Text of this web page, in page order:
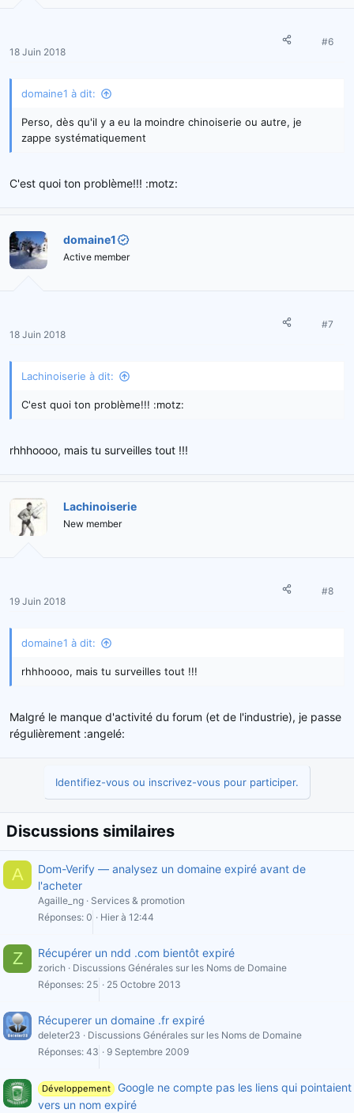
18 Juin 2018
#6
domaine1 à dit:
Perso, dès qu'il y a eu la moindre chinoiserie ou autre, je
zappe systématiquement
C'est quoi ton problème!!! :motz:
domaine1
Active member
18 Juin 2018
#7
Lachinoiserie à dit:
C'est quoi ton problème!!! :motz:
rhhhoooo, mais tu surveilles tout !!!
Lachinoiserie
New member
19 Juin 2018
#8
domaine1 à dit:
rhhhoooo, mais tu surveilles tout !!!
Malgré le manque d'activité du forum (et de l'industrie), je passe
régulièrement :angelé:
Identifiez-vous ou inscrivez-vous pour participer.
Discussions similaires
A
Dom-Verify — analysez un domaine expiré avant de
l'acheter
Agaille_ng
Services & promotion
Réponses 0 Hier à 12:44
Z Récupérer un ndd .com bientôt expiré
zorich
Discussions Générales sur les Noms de Domaine
Réponses 25 25 Octobre 2013
Récuperer un domaine .fr expiré
deleter23
Discussions Générales sur les Noms de Domaine
Réponses 43 9 Septembre 2009
Développement
Google ne compte pas les liens qui pointaient
vers un nom expiré